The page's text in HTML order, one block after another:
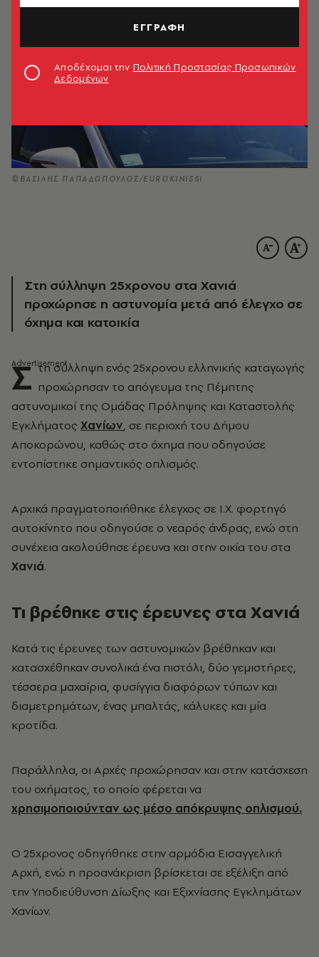
©ΒΑΣΙΛΗΣ ΠΑΠΑΔΟΠΟΥΛΟΣ/EUROKINISSI
Στη σύλληψη 25χρονου στα Χανιά
προχώρησε η αστυνομία μετά από έλεγχο σε
όχημα και κατοικία
Σ τη σύλληψη ενός 25χρονου ελληνικής καταγωγής
προχώρησαν το απόγευμα της Πέμπτης
αστυνομικοί της Ομάδας Πρόληψης και Καταστολής
Εγκλήματος Χανίων, σε περιοχή του Δήμου
Αποκορώνου, καθώς στο όχημα που οδηγούσε
εντοπίστηκε σημαντικός οπλισμός.
Αρχικά πραγματοποιήθηκε έλεγχος σε Ι.Χ. φορτηγό
αυτοκίνητο που οδηγούσε ο νεαρός άνδρας, ενώ στη
συνέχεια ακολούθησε έρευνα και στην οικία του στα
Χανιά.
Τι βρέθηκε στις έρευνες στα Χανιά
Κατά τις έρευνες των αστυνομικών βρέθηκαν και
κατασχέθηκαν συνολικά ένα πιστόλι, δύο γεμιστήρες,
τέσσερα μαχαίρια, φυσίγγια διαφόρων τύπων και
διαμετρημάτων, ένας μπαλτάς, κάλυκες και μία
κροτίδα.
Παράλληλα, οι Αρχές προχώρησαν και στην κατάσχεση
του οχήματος, το οποίο φέρεται να
χρησιμοποιούνταν ως μέσο απόκρυψης οπλισμού.
Ο 25χρονος οδηγήθηκε στην αρμόδια Εισαγγελική
Αρχή, ενώ η προανάκριση βρίσκεται σε εξέλιξη από
την Υποδιεύθυνση Δίωξης και Εξιχνίασης Εγκλημάτων
Χανίων.
ΕΓΓΡΑΦΗ
Αποδέχομαι την Πολιτική Προστασίας Προσωπικών
Δεδομένων